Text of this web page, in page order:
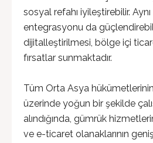
sosyal refahı iyileştirebilir.
entegrasyonu da
dijitalleştirilmesi, bölge içi
fırsatlar sunmaktadır.
Tüm Orta Asya
üzerinde yoğun bir şekilde
alındığında, gümrük
ve e-ticaret olanaklarının